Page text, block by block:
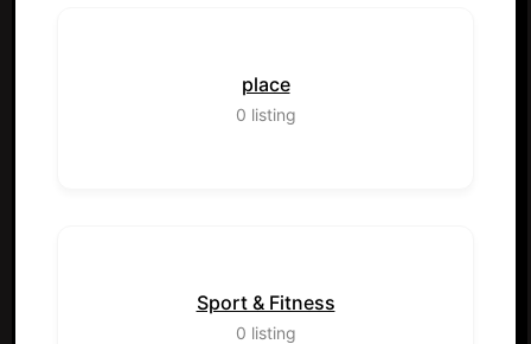
place
0 listing
Sport & Fitness
0 listing